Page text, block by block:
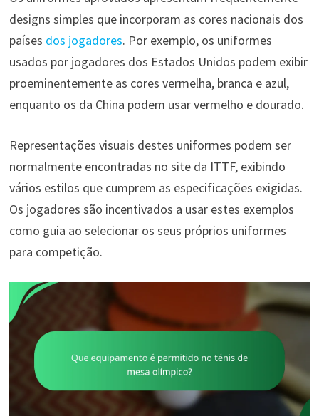
designs simples que incorporam as cores nacionais dos
países dos jogadores. Por exemplo, os uniformes
usados por jogadores dos Estados Unidos podem exibir
proeminentemente as cores vermelha, branca e azul,
enquanto os da China podem usar vermelho e dourado.
Representações visuais destes uniformes podem ser
normalmente encontradas no site da ITTF, exibindo
vários estilos que cumprem as especificações exigidas.
Os jogadores são incentivados a usar estes exemplos
como guia ao selecionar os seus próprios uniformes
para competição.